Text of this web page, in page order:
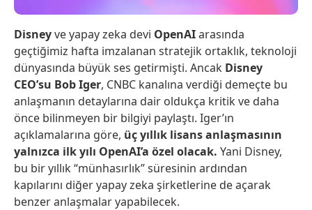
Disneyve yapay zeka devi OpenAIarasında
geçtiğimiz hafta imzalanan stratejik ortaklık, teknoloji
dünyasında büyük ses getirmişti. Ancak Disney
CEO’su Bob Iger, CNBC kanalına verdiği demeçte bu
anlaşmanın detaylarına dair oldukça kritik ve daha
önce bilinmeyen bir bilgiyi paylaştı. Iger’ın
açıklamalarına göre, üç yıllık lisans anlaşmasının
yalnızca ilk yılı OpenAI’a özel olacak. Yani Disney,
bu bir yıllık “münhasırlık” süresinin ardından
kapılarını diğer yapay zeka şirketlerine de açarak
benzer anlaşmalar yapabilecek.